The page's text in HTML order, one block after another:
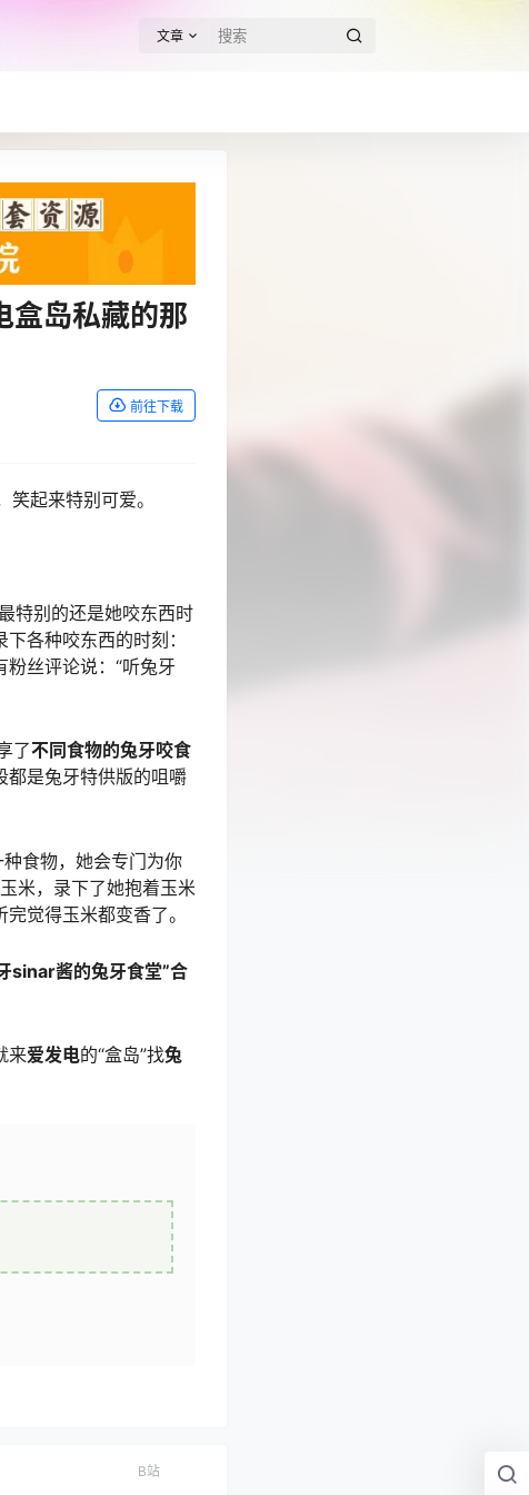
文章
盒岛私藏的那
前往下载
起来特别可爱。
特别的还是她咬东西时
各种咬东西的时刻：
丝评论说：“听兔牙
了不同食物的兔牙咬食
是兔牙特供版的咀嚼
食物，她会专门为你
米，录下了她抱着玉米
完觉得玉米都变香了。
sinar酱的兔牙食堂”合
来爱发电的“盒岛”找兔
B站